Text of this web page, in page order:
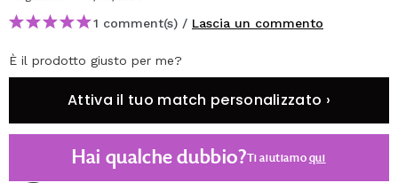
1 comment(s) / Lascia un commento
È il prodotto giusto per me?
Attiva il tuo match personalizzato ›
Hai qualche dubbio?Ti aiutiamoqui